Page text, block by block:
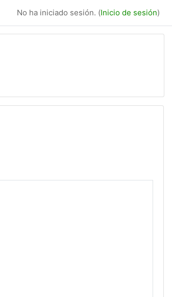
No ha iniciado sesión. (Inicio de sesión)